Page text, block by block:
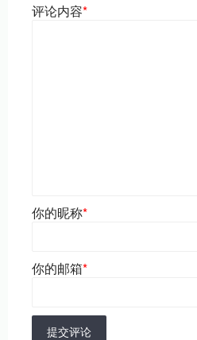
评论内容*
你的昵称*
你的邮箱*
提交评论